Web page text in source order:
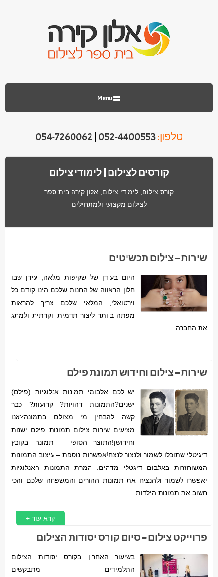
Menu
טלפון:052-4400553
054-7260062
קורסים לצילום | לימודי צילום
קורס צילום, לימודי צילום, אלון קירה בית ספר
לצילום מקצועי ולמתחילים
שירות – צילום תכשיטים
היום בעידן של שקיפות מלאה, עידן שבו
חלון הראווה של החנות שלכם הינו קודם כל
וירטואלי, המלאי שלכם צריך להראות
מפתה ביותר ליצור תדמית יוקרתית ולמתג
את החברה.
שירות – צילום וחידוש תמונת פילם
יש לכם אלבומי תמונות אנלוגיות (פילם)
ישנים?התמונות דהויות? קרועות? כבר
קשה להבחין מי מצולם בתמונה?אנו
מציעים שירות צילום תמונות פילם ישנות
וחידושן!התוצר הסופי – תמונה בקובץ
דיגיטלי שתוכלו לשמור ולנצור לנצח!אפשרות נוספת – עיצוב התמונות
המשוחזרות באלבום דיגטלי מדהים. המרת התמונות האנלוגיות
יאפשרו לשמור ולהנציח את תמונות ההורים והמשפחה שלכם והכי
חשוב את תמונות הילדות
קרא עוד +
פרוייקט צילום – סיום קורס יסודות הצילום
בשיעור האחרון בקורס יסודות הצילום
התלמידים מתבקשים